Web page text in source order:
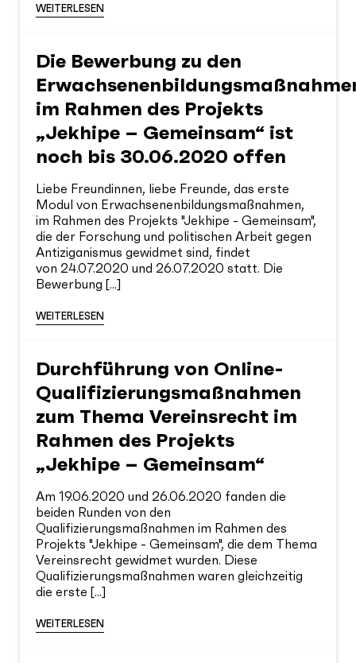
WEITERLESEN
Die Bewerbung zu den
im Rahmen des Projekts
„Jekhipe – Gemeinsam“ ist
noch bis 30.06.2020 offen
Liebe Freundinnen, liebe Freunde, das erste
Modul von Erwachsenenbildungsmaßnahmen,
im Rahmen des Projekts "Jekhipe - Gemeinsam",
die der Forschung und politischen Arbeit gegen
Antiziganismus gewidmet sind, findet
von 24.07.2020 und 26.07.2020 statt. Die
Bewerbung [...]
WEITERLESEN
Durchführung von Online-
Qualifizierungsmaßnahmen
zum Thema Vereinsrecht im
Rahmen des Projekts
„Jekhipe – Gemeinsam“
Am 19.06.2020 und 26.06.2020 fanden die
beiden Runden von den
Qualifizierungsmaßnahmen im Rahmen des
Projekts "Jekhipe - Gemeinsam", die dem Thema
Vereinsrecht gewidmet wurden. Diese
Qualifizierungsmaßnahmen waren gleichzeitig
die erste [...]
WEITERLESEN